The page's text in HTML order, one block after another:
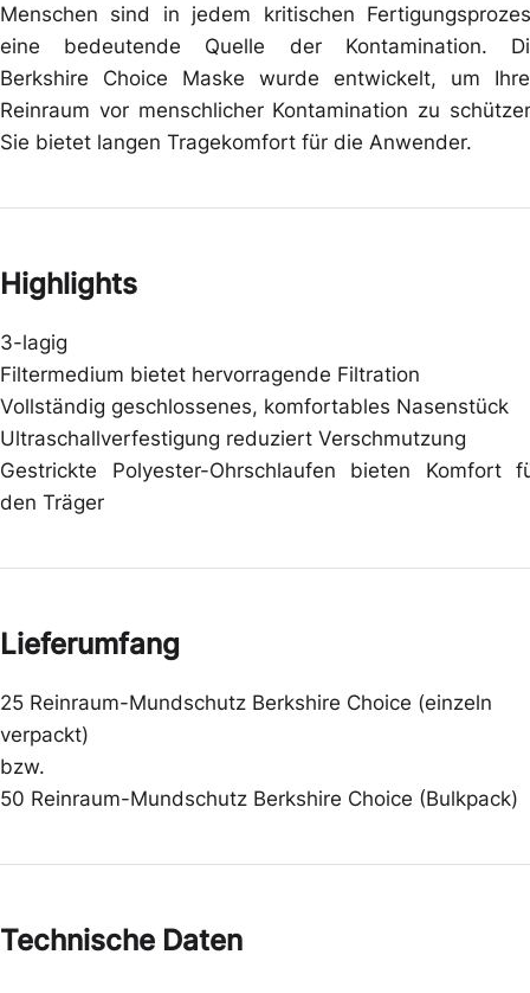
Menschen sind in jedem kritischen
eine bedeutende Quelle der Kontamination.
Berkshire Choice Maske wurde entwickelt, um
Reinraum vor menschlicher Kontamination zu
Sie bietet langen Tragekomfort für die Anwender.
Highlights
3-lagig
Filtermedium bietet hervorragende Filtration
Vollständig geschlossenes, komfortables Nasenstück
Ultraschallverfestigung reduziert Verschmutzung
Gestrickte Polyester-Ohrschlaufen bieten Komfort
den Träger
Lieferumfang
25 Reinraum-Mundschutz Berkshire Choice (einzeln
verpackt)
bzw.
50 Reinraum-Mundschutz Berkshire Choice (Bulkpack)
Technische Daten